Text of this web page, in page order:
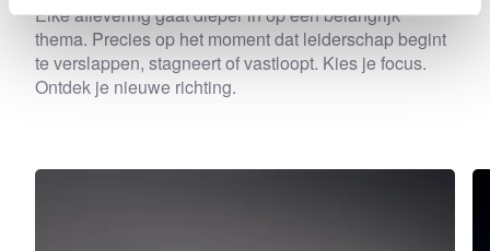
Elke aflevering gaat dieper in op een belangrijk
thema. Precies op het moment dat leiderschap begint
te verslappen, stagneert of vastloopt. Kies je focus.
Ontdek je nieuwe richting.